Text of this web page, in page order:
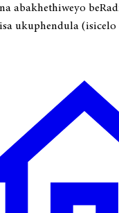
abakhethiweyo
ukuphendula (isicelo